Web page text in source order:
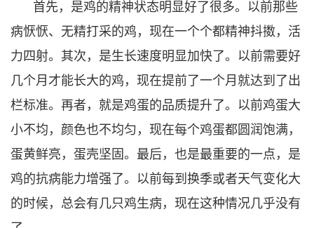
首先，是鸡的精神状态明显好了很多。以前那些
病恹恹、无精打采的鸡，现在一个个都精神抖擞，活
力四射。其次，是生长速度明显加快了。以前需要好
几个月才能长大的鸡，现在提前了一个月就达到了出
栏标准。再者，就是鸡蛋的品质提升了。以前鸡蛋大
小不均，颜色也不均匀，现在每个鸡蛋都圆润饱满，
蛋黄鲜亮，蛋壳坚固。最后，也是最重要的一点，是
鸡的抗病能力增强了。以前每到换季或者天气变化大
的时候，总会有几只鸡生病，现在这种情况几乎没有